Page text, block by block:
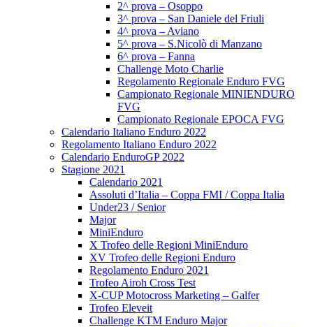
2^ prova – Osoppo
3^ prova – San Daniele del Friuli
4^ prova – Aviano
5^ prova – S.Nicolò di Manzano
6^ prova – Fanna
Challenge Moto Charlie
Regolamento Regionale Enduro FVG
Campionato Regionale MINIENDURO
FVG
Campionato Regionale EPOCA FVG
Calendario Italiano Enduro 2022
Regolamento Italiano Enduro 2022
Calendario EnduroGP 2022
Stagione 2021
Calendario 2021
Assoluti d’Italia – Coppa FMI / Coppa Italia
Under23 / Senior
Major
MiniEnduro
X Trofeo delle Regioni MiniEnduro
XV Trofeo delle Regioni Enduro
Regolamento Enduro 2021
Trofeo Airoh Cross Test
X-CUP Motocross Marketing – Galfer
Trofeo Eleveit
Challenge KTM Enduro Major